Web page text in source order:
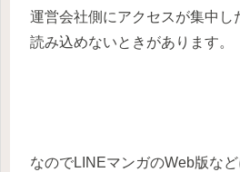
運営会社側にアクセスが集中し
読み込めないときがあります。
なのでLINEマンガのWeb版な